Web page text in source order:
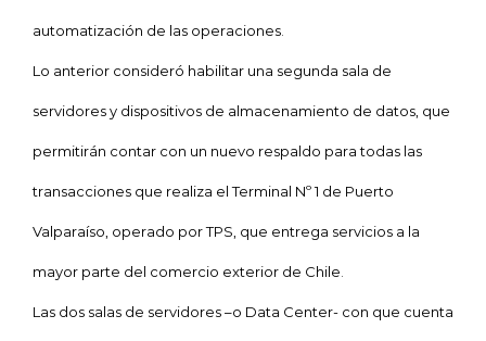
automatización de las operaciones
Lo anterior consideró habilitar una segunda sala de
servidores y dispositivos de almacenamiento de datos, que
permitirán contar con un nuevo respaldo para todas las
transacciones que realiza el Terminal Nº 1 de Puerto
Valparaíso, operado por TPS, que entrega servicios a la
mayor parte del comercio exterior de Chile.
Las dos salas de servidores –o Data Center- con que cuenta